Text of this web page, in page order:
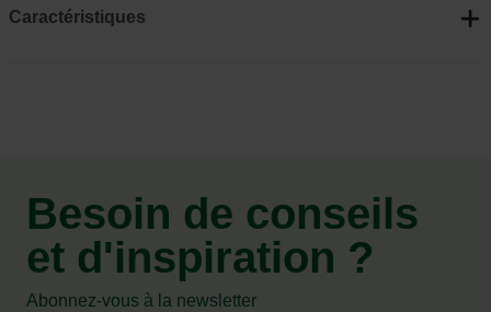
Caractéristiques
Besoin de conseils
et d'inspiration ?
Abonnez-vous à la newsletter